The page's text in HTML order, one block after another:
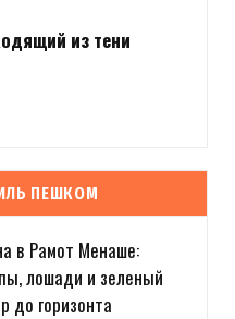
из тени
ПЕШКОМ
в Рамот Менаше:
лошади и зеленый
до горизонта